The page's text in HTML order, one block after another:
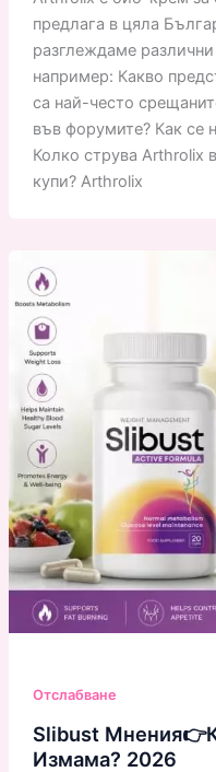
предлага в цяла
разглеждаме
например: Какво
са най-често
във форумите? Как се
Колко струва Arthrolix
купи? Arthrolix
Отслабване
Slibust
Измама? 2026